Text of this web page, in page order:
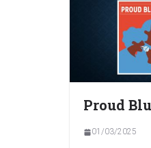
Proud
01/03/2025